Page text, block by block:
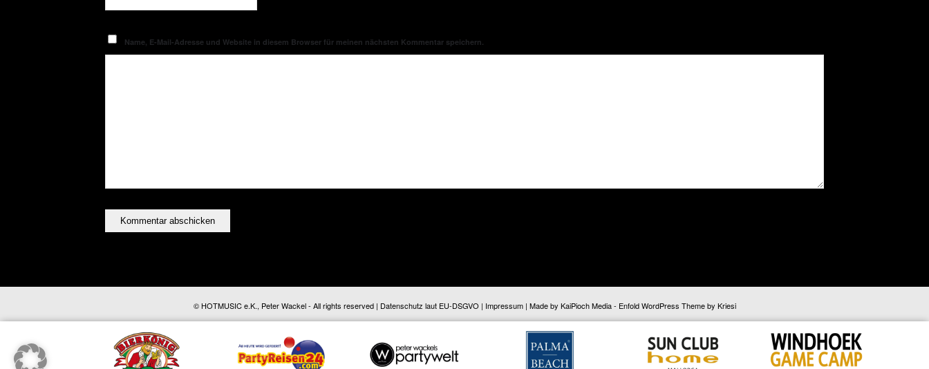
Name, E-Mail-Adresse und Website in diesem Browser für meinen nächsten Kommentar speichern.
© HOTMUSIC e.K., Peter Wackel - All rights reserved | Datenschutz laut EU-DSGVO | Impressum| Made by KaiPioch Media- Enfold WordPress Theme by Kriesi